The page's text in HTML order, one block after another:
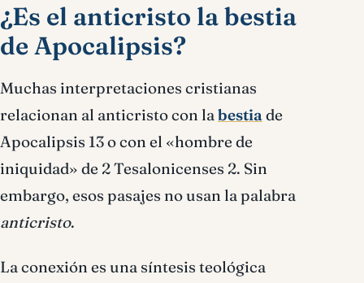
¿Es el anticristo la bestia
de Apocalipsis?
Muchas interpretaciones cristianas
relacionan al anticristo con labestiade
Apocalipsis 13 o con el «hombre de
iniquidad» de 2 Tesalonicenses 2. Sin
embargo, esos pasajes no usan la palabra
anticristo.
La conexión es una síntesis teológica